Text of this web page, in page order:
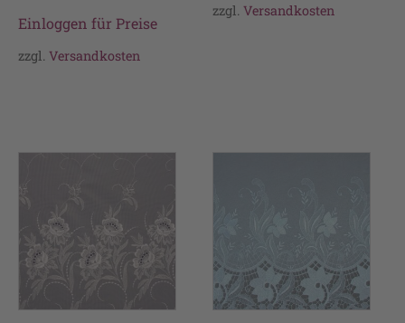
Einloggen für Preise
zzgl. Versandkosten
zzgl.Versandkosten